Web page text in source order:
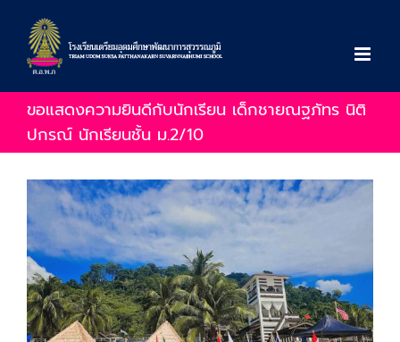
content
ขอแสดงความยินดีกับนักเรียน เด็กชายณฐภัทร นิติ
ปกรณ์ นักเรียนชั้น ม.2/10
View
Larger
Image